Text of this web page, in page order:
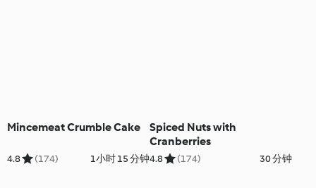
Mincemeat Crumble Cake
4.8 (174) 1小时 15 分钟
Spiced Nuts with
Cranberries
4.8 (174) 30 分钟